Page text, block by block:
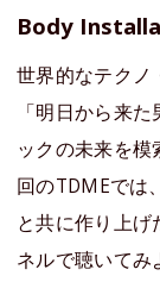
Body
世界的なテクノ
「明日から来
ックの未来を
回のTDMEでは
と共に作り上
ネルで聴いてみ